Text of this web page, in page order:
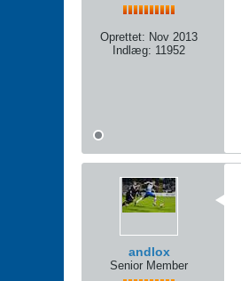
Oprettet: Nov 2013
Indlæg: 11952
andlox
Senior Member